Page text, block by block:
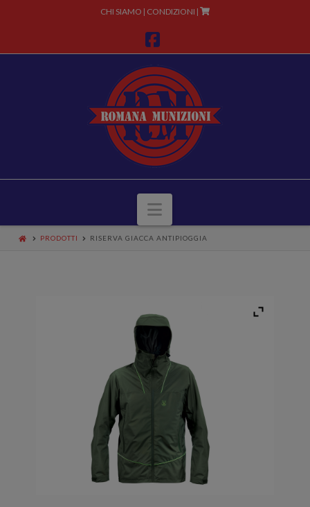
CHI SIAMO | CONDIZIONI |
Facebook
Navigazione
PRODOTTI RISERVA GIACCA ANTIPIOGGIA